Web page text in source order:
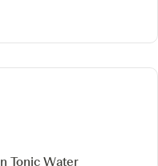
Tonic Water